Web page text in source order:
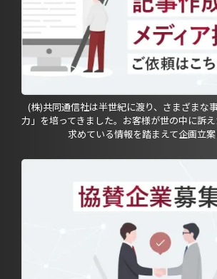
(株)共同通信社は半世紀に渡り、さまざまな
力」を培ってきました。お客様が世の中に訴
求めている情報を踏まえて企画立案